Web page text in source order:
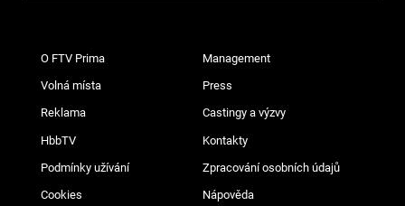
O FTV Prima Management
Volná místa Press
Reklama Castingy a výzvy
HbbTV Kontakty
Podmínky užívání Zpracování osobních údajů
Cookies Nápověda